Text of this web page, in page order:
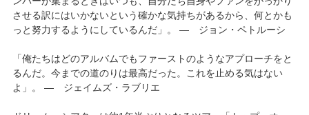
させる訳にはいかないという確かな気持ちがあるから、何とかも
っと努力するようにしているんだ」。 ― ジョン・ペトルーシ
「俺たちはどのアルバムでもファーストのようなアプローチをと
るんだ。今までの道のりは最高だった。これを止める気はない
よ」。 ― ジェイムズ・ラブリエ